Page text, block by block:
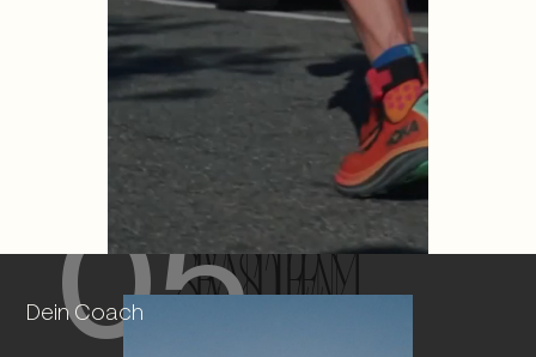
SYSTEM
ENDEN
Dein Coach
05